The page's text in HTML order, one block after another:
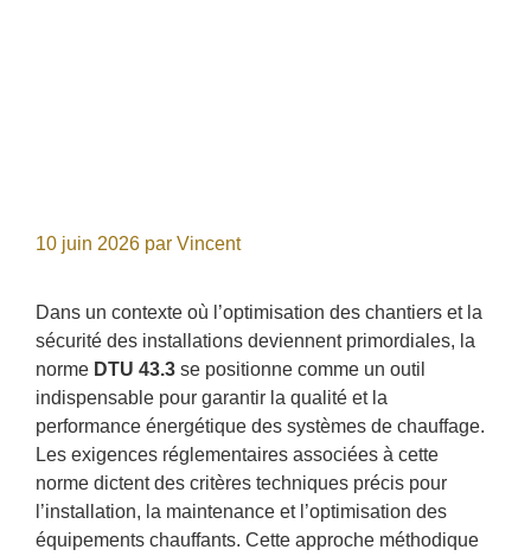
10 juin 2026 par Vincent
Dans un contexte où l’optimisation des chantiers et la
sécurité des installations deviennent primordiales, la
norme DTU 43.3 se positionne comme un outil
indispensable pour garantir la qualité et la
performance énergétique des systèmes de chauffage.
Les exigences réglementaires associées à cette
norme dictent des critères techniques précis pour
l’installation, la maintenance et l’optimisation des
équipements chauffants. Cette approche méthodique